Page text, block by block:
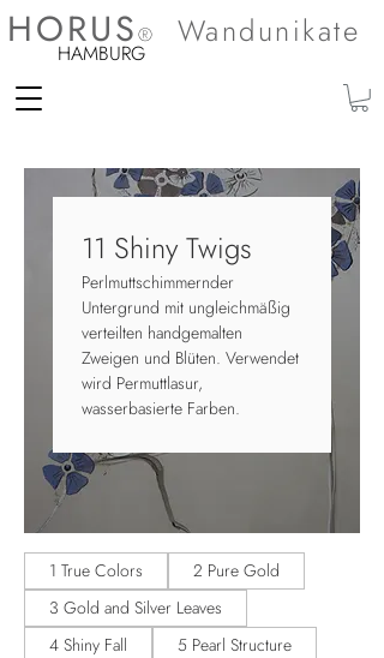
HAMBURG
HORUS® Wandunikate
11 Shiny Twigs
Perlmuttschimmernder
Untergrund mit ungleichmäßig
verteilten handgemalten
Zweigen und Blüten. Verwendet
wird Permuttlasur,
wasserbasierte Farben.
1 True Colors
2 Pure Gold
3 Gold and Silver Leaves
4 Shiny Fall
5 Pearl Structure